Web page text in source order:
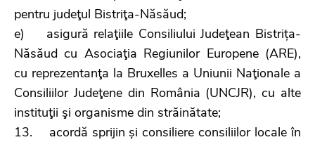
pentru judeţul Bistriţa-Năsăud;
e) asigură relaţiile Consiliului Judeţean Bistrița-
Năsăud cu Asociaţia Regiunilor Europene (ARE),
cu reprezentanţa la Bruxelles a Uniunii Naţionale a
Consiliilor Judeţene din România (UNCJR), cu alte
instituţii şi organisme din străinătate;
13. acordă sprijin și consiliere consiliilor locale în